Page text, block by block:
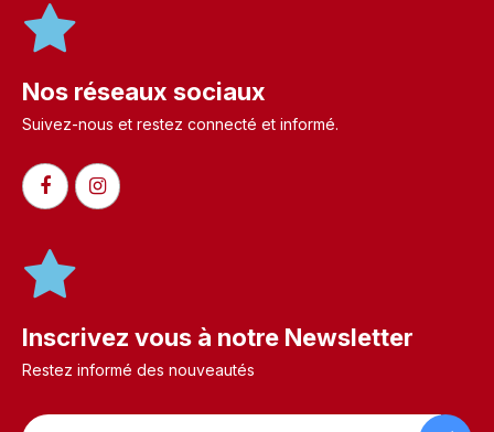
Nos réseaux sociaux
Suivez-nous et restez connecté et informé.​
Inscrivez vous à notre Newsletter
Restez informé des nouveautés